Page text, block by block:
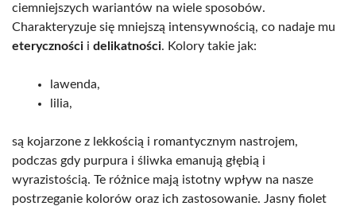
ciemniejszych wariantów na wiele sposobów.
Charakteryzuje się mniejszą intensywnością, co nadaje mu
eteryczności i delikatności. Kolory takie jak:
lawenda,
lilia,
są kojarzone z lekkością i romantycznym nastrojem,
podczas gdy purpura i śliwka emanują głębią i
wyrazistością. Te różnice mają istotny wpływ na nasze
postrzeganie kolorów oraz ich zastosowanie. Jasny fiolet